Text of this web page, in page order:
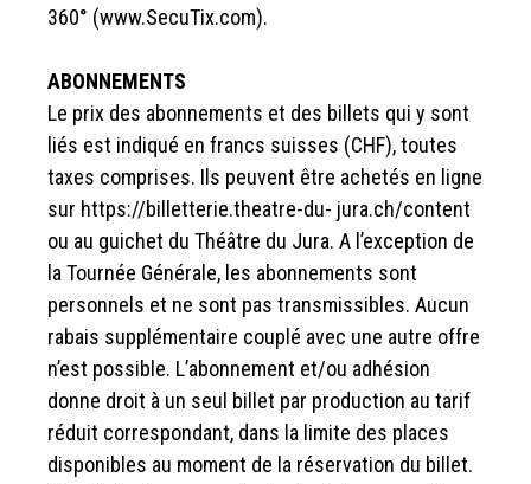
360° (www.SecuTix.com).
ABONNEMENTS
Le prix des abonnements et des billets qui y sont
liés est indiqué en francs suisses (CHF), toutes
taxes comprises. Ils peuvent être achetés en ligne
sur https://billetterie.theatre-du- jura.ch/content
ou au guichet du Théâtre du Jura. A l’exception de
la Tournée Générale, les abonnements sont
personnels et ne sont pas transmissibles. Aucun
rabais supplémentaire couplé avec une autre offre
n’est possible. L’abonnement et/ou adhésion
donne droit à un seul billet par production au tarif
réduit correspondant, dans la limite des places
disponibles au moment de la réservation du billet.